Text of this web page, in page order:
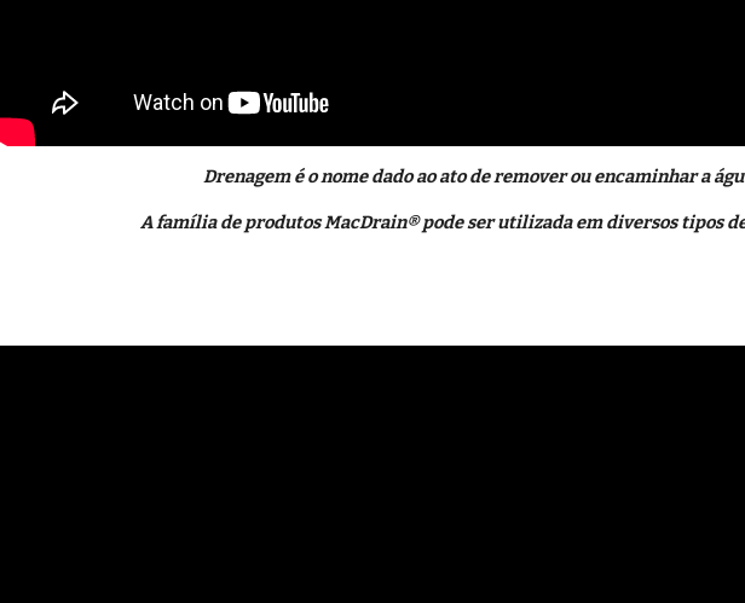
Drenagem é o nome dado ao ato de remover ou encaminhar a
A família de produtos MacDrain® pode ser utilizada em diversos tipos